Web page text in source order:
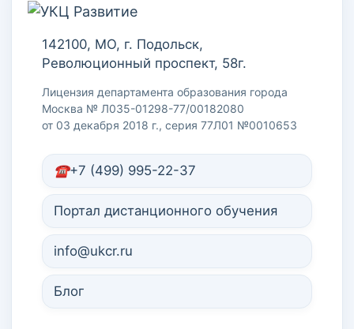
142100, МО, г. Подольск,
Революционный проспект, 58г.
Лицензия департамента образования города
Москва № Л035-01298-77/00182080
от 03 декабря 2018 г., серия 77Л01 №0010653
+7 (499) 995-22-37
Портал дистанционного обучения
info@ukcr.ru
Блог